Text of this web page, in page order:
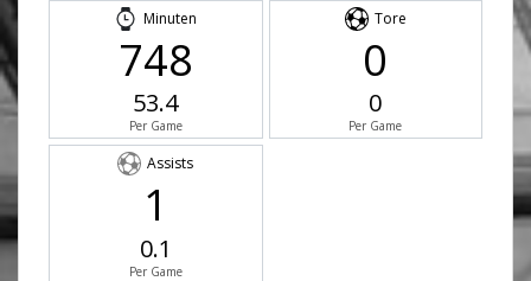
Minuten
748
53.4
Per Game
Tore
0
0
Per Game
Assists
1
0.1
Per Game